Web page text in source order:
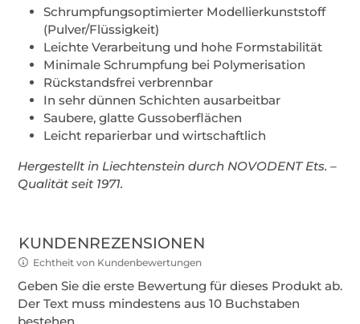
Schrumpfungsoptimierter Modellierkunststoff
(Pulver/Flüssigkeit)
Leichte Verarbeitung und hohe Formstabilität
Minimale Schrumpfung bei Polymerisation
Rückstandsfrei verbrennbar
In sehr dünnen Schichten ausarbeitbar
Saubere, glatte Gussoberflächen
Leicht reparierbar und wirtschaftlich
Hergestellt in Liechtenstein durch NOVODENT Ets. –
Qualität seit 1971.
KUNDENREZENSIONEN
Echtheit von Kundenbewertungen
Geben Sie die erste Bewertung für dieses Produkt ab.
Der Text muss mindestens aus 10 Buchstaben